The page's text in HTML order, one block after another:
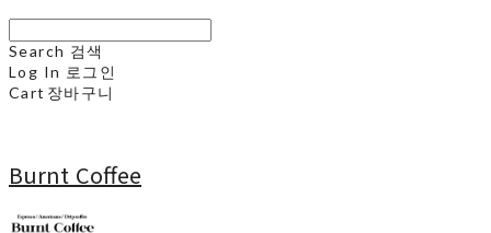
Search 검색
Log In 로그인
Cart 장바구니
Burnt Coffee